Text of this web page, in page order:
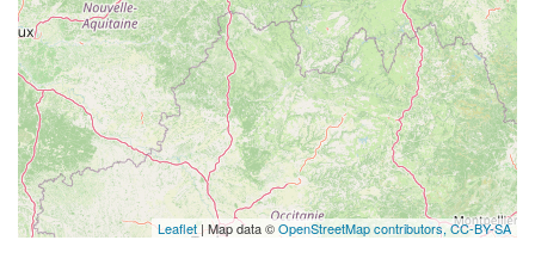
Leaflet | Map data ©OpenStreetMap contributors,CC-BY-SA